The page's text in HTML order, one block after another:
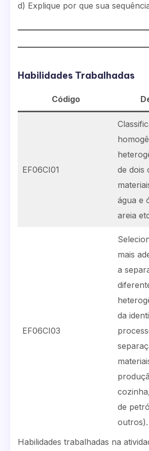
d) Explique por que sua
Habilidades Trabalhadas
Código
EF06CI01
de dois
água e
areia
EF06CI03
mais
a
da
de
outros).
Habilidades trabalhadas na